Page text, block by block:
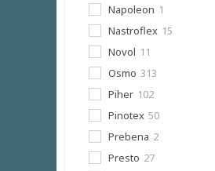
Napoleon 1
Nastroflex 15
Novol 11
Osmo 313
Piher 102
Pinotex 50
Prebena 2
Presto 27